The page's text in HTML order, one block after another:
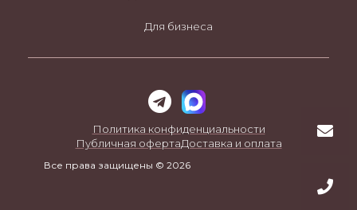
Для бизнеса
Все права защищены © 2026
Политика конфиденциальности
Публичная офертаДоставка и оплата